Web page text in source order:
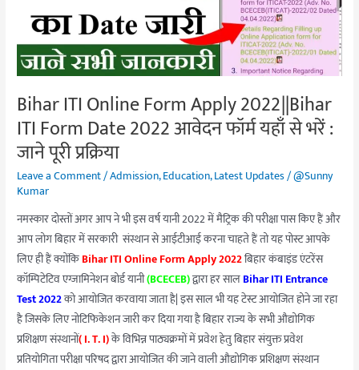
Bihar ITI Online Form Apply 2022||Bihar
ITI Form Date 2022 आवेदन फॉर्म यहाँ से भरें :
जाने पूरी प्रक्रिया
Leave a Comment/Admission,Education,Latest Updates/@Sunny
Kumar
नमस्कार दोस्तों अगर आप ने भी इस वर्ष यानी 2022 में मैट्रिक की परीक्षा पास किए हैं और
आप लोग बिहार में सरकारी संस्थान से आईटीआई करना चाहते हैं तो यह पोस्ट आपके
लिए ही हैं क्योंकिBihar ITI Online Form Apply 2022बिहार कंबाइंड एंटरेंस
कॉम्पिटेटिव एग्जामिनेशन बोर्ड यानी(BCECEB)द्वारा हर सालBihar ITI Entrance
Test 2022को आयोजित करवाया जाता है| इस साल भी यह टेस्ट आयोजित होने जा रहा
है जिसके लिए नोटिफिकेशन जारी कर दिया गया है बिहार राज्य के सभी औद्योगिक
प्रशिक्षण संस्थानों( I. T. I)के विभिन्न पाठ्यक्रमों में प्रवेश हेतु बिहार संयुक्त प्रवेश
प्रतियोगिता परीक्षा परिषद द्वारा आयोजित की जाने वाली औद्योगिक प्रशिक्षण संस्थान
Form
Date
आवेदन
फॉर्म
यहाँ
से
भरें
जाने
पूरी
प्रक्रिया